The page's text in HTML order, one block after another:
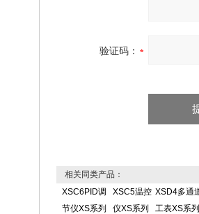
验证码：
相关同类产品：
XSC6PID调
节仪XS系列
XSC5温控
仪XS系列
XSD4多通
工表XS系列